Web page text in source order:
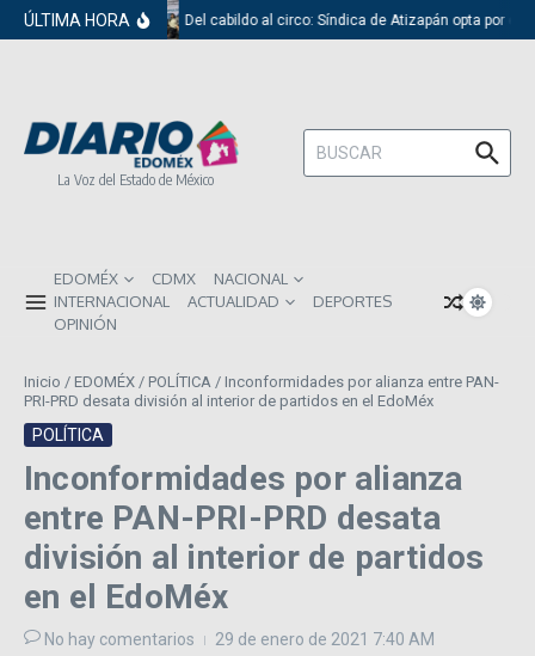
Saltar al contenido
ÚLTIMA HORA Del cabildo al circo: Síndica de Atizapán opta por el
La Voz del Estado de México
Buscar:
EDOMÉX CDMX
NACIONAL
INTERNACIONAL
ACTUALIDAD
DEPORTES
OPINIÓN
Inicio / EDOMÉX / POLÍTICA / Inconformidades por alianza entre PAN-
PRI-PRD desata división al interior de partidos en el EdoMéx
POLÍTICA
Inconformidades por alianza
entre PAN-PRI-PRD desata
división al interior de partidos
en el EdoMéx
No hay comentarios 29 de enero de 2021 7:40 AM